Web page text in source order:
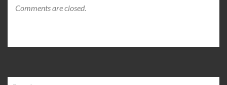
Comments are closed.
Search